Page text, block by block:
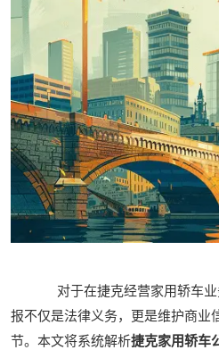
对于在捷克经营家用轿车业
报不仅是法律义务，更是维护商业
节。本文将系统解析捷克家用轿车